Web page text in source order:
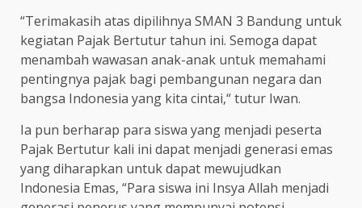
“Terimakasih atas dipilihnya SMAN 3 Bandung untuk
kegiatan Pajak Bertutur tahun ini. Semoga dapat
menambah wawasan anak-anak untuk memahami
pentingnya pajak bagi pembangunan negara dan
bangsa Indonesia yang kita cintai,“ tutur Iwan.
Ia pun berharap para siswa yang menjadi peserta
Pajak Bertutur kali ini dapat menjadi generasi emas
yang diharapkan untuk dapat mewujudkan
Indonesia Emas, “Para siswa ini Insya Allah menjadi